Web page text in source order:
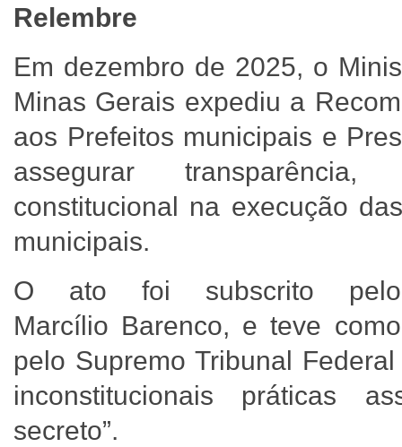
Relembre
Em dezembro de 2025, o
Minas Gerais expediu a
aos Prefeitos municipais e
assegurar
constitucional na execução
municipais.
O ato foi subscrito pelo
Marcílio Barenco, e teve
pelo Supremo Tribunal
inconstitucionais práticas
secreto”.